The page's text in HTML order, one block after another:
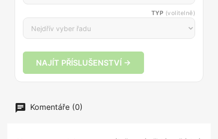
TYP (volitelně)
NAJÍT PŘÍSLUŠENSTVÍ →
Komentáře (0)